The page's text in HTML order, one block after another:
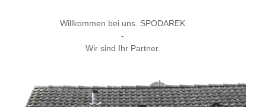
Willkommen bei uns. SPODAREK
-
Wir sind Ihr Partner.